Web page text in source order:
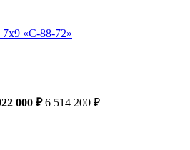
«С-88-72»
000 ₽ 6 514 200 ₽